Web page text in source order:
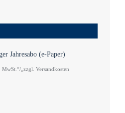
Jahresabo (e-Paper)
„zzgl. Versandkosten